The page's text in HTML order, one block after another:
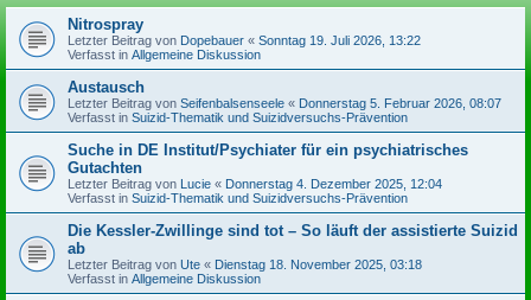
Nitrospray
Letzter Beitrag von Dopebauer « Sonntag 19. Juli 2026, 13:22
Verfasst in Allgemeine Diskussion
Austausch
Letzter Beitrag von Seifenbalsenseele « Donnerstag 5. Februar 2026, 08:07
Verfasst in Suizid-Thematik und Suizidversuchs-Prävention
Suche in DE Institut/Psychiater für ein psychiatrisches
Gutachten
Letzter Beitrag von Lucie « Donnerstag 4. Dezember 2025, 12:04
Verfasst in Suizid-Thematik und Suizidversuchs-Prävention
Die Kessler-Zwillinge sind tot – So läuft der assistierte Suizid
ab
Letzter Beitrag von Ute « Dienstag 18. November 2025, 03:18
Verfasst in Allgemeine Diskussion